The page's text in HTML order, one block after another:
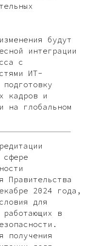
будут
интеграции
с
ИТ-
кадров и
на глобальном
Правительства
2024 года,
для
в
получения